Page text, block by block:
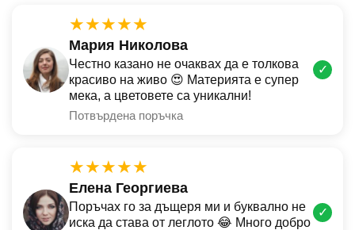
★★★★★
Мария Николова
Честно казано не очаквах да е толкова
красиво на живо 😍 Материята е супер
мека, а цветовете са уникални!
Потвърдена поръчка
✓
★★★★★
Елена Георгиева
Поръчах го за дъщеря ми и буквално не
иска да става от леглото 😂 Много добро
✓